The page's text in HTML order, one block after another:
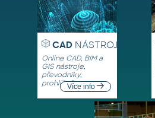
CADNÁSTROJE
Online CAD, BIM a
GIS nástroje,
převodníky,
prohlížečeVíce info